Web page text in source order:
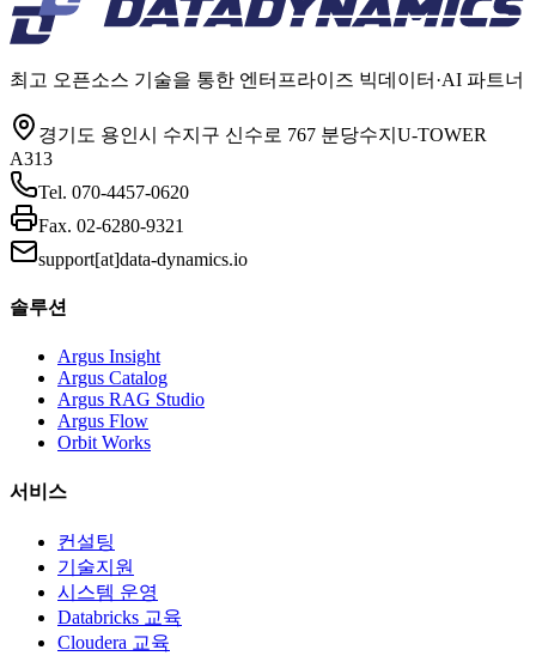
최고 오픈소스 기술을 통한 엔터프라이즈 빅데이터·AI 파트너
경기도 용인시 수지구 신수로 767 분당수지U-TOWER
A313
Tel. 070-4457-0620
Fax. 02-6280-9321
support[at]data-dynamics.io
솔루션
Argus Insight
Argus Catalog
Argus RAG Studio
Argus Flow
Orbit Works
서비스
컨설팅
기술지원
시스템 운영
Databricks 교육
Cloudera 교육